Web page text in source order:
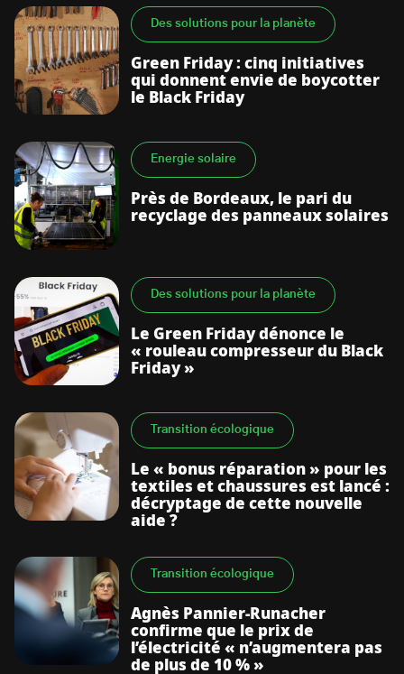
Des solutions pour la planète
Green Friday : cinq initiatives
qui donnent envie de boycotter
le Black Friday
Energie solaire
Près de Bordeaux, le pari du
recyclage des panneaux solaires
Des solutions pour la planète
Le Green Friday dénonce le
« rouleau compresseur du Black
Friday »
Transition écologique
Le « bonus réparation » pour les
textiles et chaussures est lancé :
décryptage de cette nouvelle
aide ?
Transition écologique
Agnès Pannier-Runacher
confirme que le prix de
l’électricité « n’augmentera pas
de plus de 10 % »